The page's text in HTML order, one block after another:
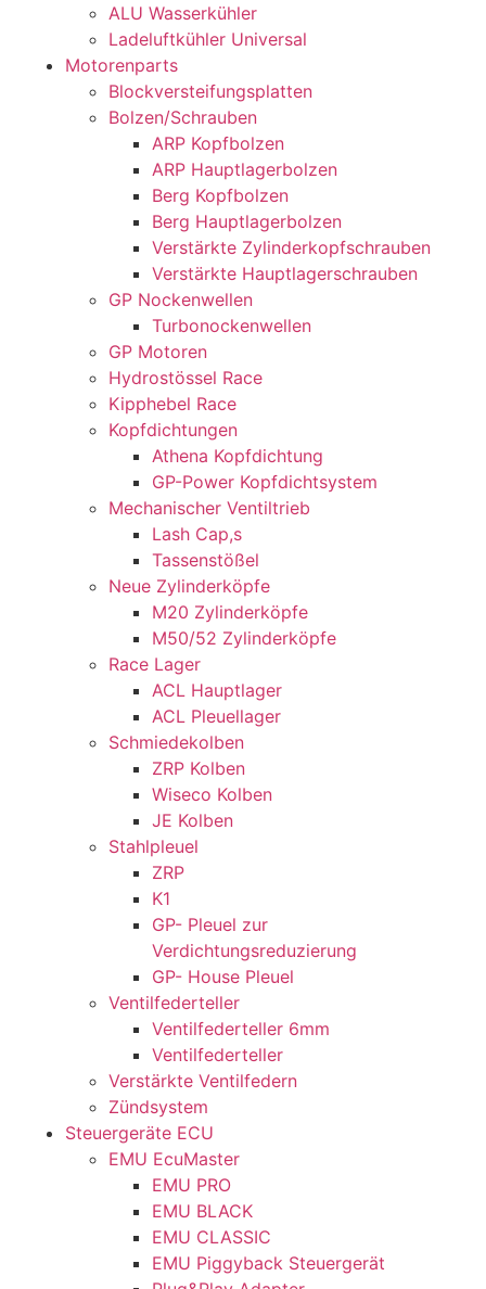
ALU Wasserkühler
Ladeluftkühler Universal
Motorenparts
Blockversteifungsplatten
Bolzen/Schrauben
ARP Kopfbolzen
ARP Hauptlagerbolzen
Berg Kopfbolzen
Berg Hauptlagerbolzen
Verstärkte Zylinderkopfschrauben
Verstärkte Hauptlagerschrauben
GP Nockenwellen
Turbonockenwellen
GP Motoren
Hydrostössel Race
Kipphebel Race
Kopfdichtungen
Athena Kopfdichtung
GP-Power Kopfdichtsystem
Mechanischer Ventiltrieb
Lash Cap,s
Tassenstößel
Neue Zylinderköpfe
M20 Zylinderköpfe
M50/52 Zylinderköpfe
Race Lager
ACL Hauptlager
ACL Pleuellager
Schmiedekolben
ZRP Kolben
Wiseco Kolben
JE Kolben
Stahlpleuel
ZRP
K1
GP- Pleuel zur
Verdichtungsreduzierung
GP- House Pleuel
Ventilfederteller
Ventilfederteller 6mm
Ventilfederteller
Verstärkte Ventilfedern
Zündsystem
Steuergeräte ECU
EMU EcuMaster
EMU PRO
EMU BLACK
EMU CLASSIC
EMU Piggyback Steuergerät